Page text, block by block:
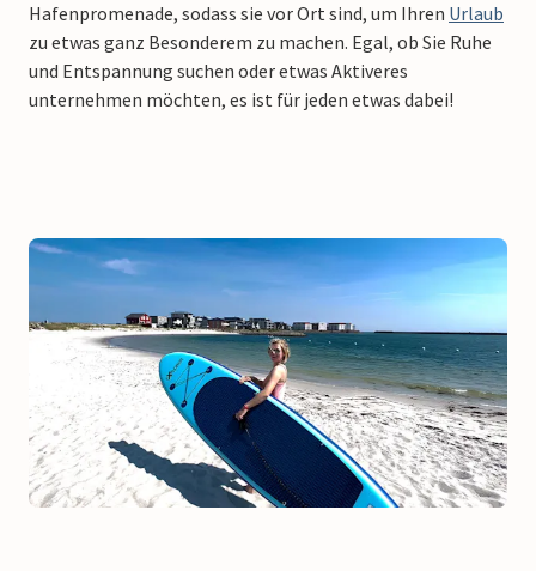
Hafenpromenade, sodass sie vor Ort sind, um Ihren Urlaub
zu etwas ganz Besonderem zu machen. Egal, ob Sie Ruhe
und Entspannung suchen oder etwas Aktiveres
unternehmen möchten, es ist für jeden etwas dabei!